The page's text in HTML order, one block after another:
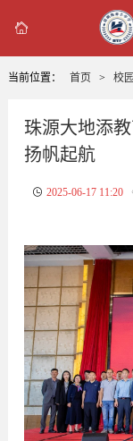

当前位置： 首页 > 校
珠源大地添
扬帆起航
2025-06-17 11:20